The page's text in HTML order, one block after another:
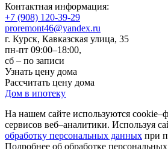
Контактная информация:
+7 (908) 120-39-29
proremont46@yandex.ru
г. Курск, Кавказская улица, 35
пн-пт 09:00–18:00,
сб – по записи
Узнать цену дома
Рассчитать цену дома
Дом в ипотеку
На нашем сайте используются
сервисов веб–аналитики. Используя
обработку персональных данных при
Подробнее об обработке